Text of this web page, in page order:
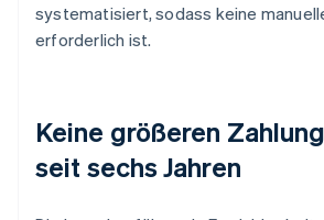
systematisiert, sodass keine
erforderlich ist.
Keine größeren
seit sechs Jahren